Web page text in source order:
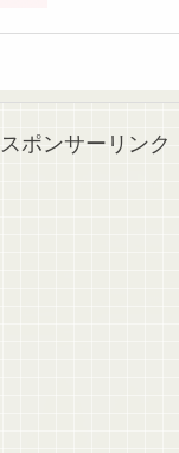
スポンサーリンク